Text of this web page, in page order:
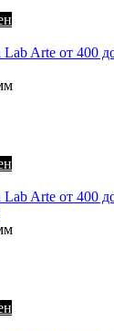
Arte от 400
Arte от 400